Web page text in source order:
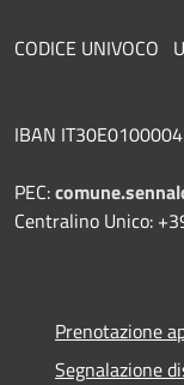
CODICE UNIVOCO
IBAN
PEC:
Centralino Unico:
Prenotazione
Segnalazione